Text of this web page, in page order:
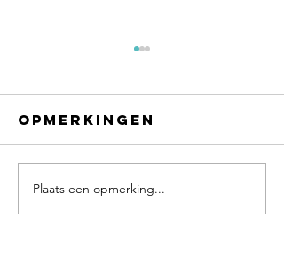
Masterclass
omgaan met
Opmerkingen
Plaats een opmerking...